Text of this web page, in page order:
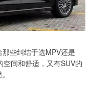
些纠结于选MPV还是
间和舒适，又有SUV的